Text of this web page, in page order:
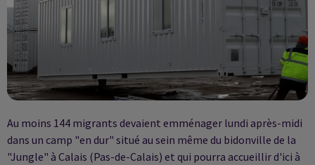
Au moins 144 migrants devaient emménager lundi après-midi
dans un camp "en dur" situé au sein même du bidonville de la
"Jungle" à Calais (Pas-de-Calais) et qui pourra accueillir d'ici à